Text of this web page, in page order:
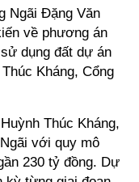
Ngãi Đặng Văn
về phương án
dụng đất dự án
Kháng, Cổng
Thúc Kháng,
với quy mô
230 tỷ đồng. Dự